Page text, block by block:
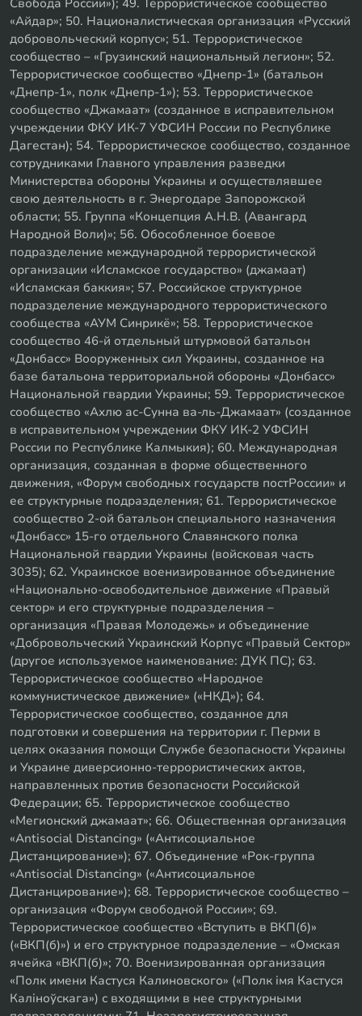
«Айдар»; 50. Националистическая организация «Русский
добровольческий корпус»; 51. Террористическое
сообщество – «Грузинский национальный легион»; 52.
Террористическое сообщество «Днепр-1» (батальон
«Днепр-1», полк «Днепр-1»); 53. Террористическое
сообщество «Джамаат» (созданное в исправительном
учреждении ФКУ ИК-7 УФСИН России по Республике
Дагестан); 54. Террористическое сообщество, созданное
сотрудниками Главного управления разведки
Министерства обороны Украины и осуществлявшее
свою деятельность в г. Энергодаре Запорожской
области; 55. Группа «Концепция А.Н.В. (Авангард
Народной Воли)»; 56. Обособленное боевое
подразделение международной террористической
организации «Исламское государство» (джамаат)
«Исламская баккия»; 57. Российское структурное
подразделение международного террористического
сообщества «АУМ Синрикё»; 58. Террористическое
сообщество 46-й отдельный штурмовой батальон
«Донбасс» Вооруженных сил Украины, созданное на
базе батальона территориальной обороны «Донбасс»
Национальной гвардии Украины; 59. Террористическое
сообщество «Ахлю ас-Сунна ва-ль-Джамаат» (созданное
в исправительном учреждении ФКУ ИК-2 УФСИН
России по Республике Калмыкия); 60. Международная
организация, созданная в форме общественного
движения, «Форум свободных государств постРоссии» и
ее структурные подразделения; 61. Террористическое
сообщество 2-ой батальон специального назначения
«Донбасс» 15-го отдельного Славянского полка
Национальной гвардии Украины (войсковая часть
3035); 62. Украинское военизированное объединение
«Национально-освободительное движение «Правый
сектор» и его структурные подразделения –
организация «Правая Молодежь» и объединение
«Добровольческий Украинский Корпус «Правый Сектор»
(другое используемое наименование: ДУК ПС); 63.
Террористическое сообщество «Народное
коммунистическое движение» («НКД»); 64.
Террористическое сообщество, созданное для
подготовки и совершения на территории г. Перми в
целях оказания помощи Службе безопасности Украины
и Украине диверсионно-террористических актов,
направленных против безопасности Российской
Федерации; 65. Террористическое сообщество
«Мегионский джамаат»; 66. Общественная организация
«Antisocial Distancing» («Антисоциальное
Дистанцирование»); 67. Объединение «Рок-группа
«Antisocial Distancing» («Антисоциальное
Дистанцирование»); 68. Террористическое сообщество –
организация «Форум свободной России»; 69.
Террористическое сообщество «Вступить в ВКП(б)»
(«ВКП(б)») и его структурное подразделение – «Омская
ячейка «ВКП(б)»; 70. Военизированная организация
«Полк имени Кастуся Калиновского» («Полк iмя Кастуся
Калiноўскага») с входящими в нее структурными